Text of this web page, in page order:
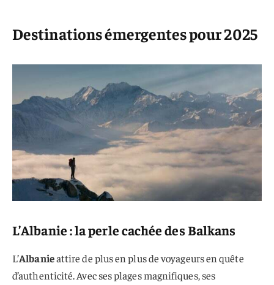
Destinations émergentes pour 2025
L’Albanie : la perle cachée des Balkans
L’Albanieattire de plus en plus de voyageurs en quête
d’authenticité. Avec ses plages magnifiques, ses